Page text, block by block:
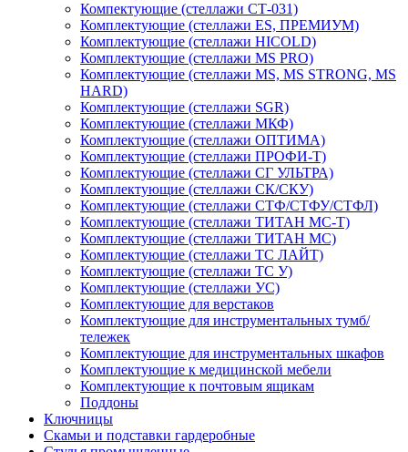
Компектующие (стеллажи СТ-031)
Комплектующие (стеллажи ES, ПРЕМИУМ)
Комплектующие (стеллажи HICOLD)
Комплектующие (стеллажи MS PRO)
Комплектующие (стеллажи MS, MS STRONG, MS
HARD)
Комплектующие (стеллажи SGR)
Комплектующие (стеллажи МКФ)
Комплектующие (стеллажи ОПТИМА)
Комплектующие (стеллажи ПРОФИ-Т)
Комплектующие (стеллажи СГ УЛЬТРА)
Комплектующие (стеллажи СК/СКУ)
Комплектующие (стеллажи СТФ/СТФУ/СТФЛ)
Комплектующие (стеллажи ТИТАН МС-Т)
Комплектующие (стеллажи ТИТАН МС)
Комплектующие (стеллажи ТС ЛАЙТ)
Комплектующие (стеллажи ТС У)
Комплектующие (стеллажи УС)
Комплектующие для верстаков
Комплектующие для инструментальных тумб/
тележек
Комплектующие для инструментальных шкафов
Комплектующие к медицинской мебели
Комплектующие к почтовым ящикам
Поддоны
Ключницы
Скамьи и подставки гардеробные